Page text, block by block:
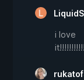
i love